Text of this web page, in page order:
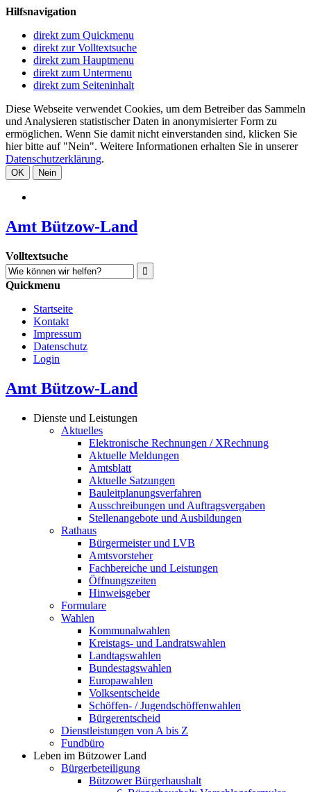
Hilfsnavigation
direkt zum Quickmenu
direkt zur Volltextsuche
direkt zum Hauptmenu
direkt zum Untermenu
direkt zum Seiteninhalt
Diese Webseite verwendet Cookies, um dem Betreiber das Sammeln
und Analysieren statistischer Daten in anonymisierter Form zu
ermöglichen. Wenn Sie damit nicht einverstanden sind, klicken Sie
hier bitte auf "Nein". Weitere Informationen erhalten Sie in unserer
Datenschutzerklärung.
OK Nein
Amt Bützow-Land
Volltextsuche
Quickmenu
Startseite
Kontakt
Impressum
Datenschutz
Login
Amt Bützow-Land
Dienste und Leistungen
Aktuelles
Elektronische Rechnungen / XRechnung
Aktuelle Meldungen
Amtsblatt
Aktuelle Satzungen
Bauleitplanungsverfahren
Ausschreibungen und Auftragsvergaben
Stellenangebote und Ausbildungen
Rathaus
Bürgermeister und LVB
Amtsvorsteher
Fachbereiche und Leistungen
Öffnungszeiten
Hinweisgeber
Formulare
Wahlen
Kommunalwahlen
Kreistags- und Landratswahlen
Landtagswahlen
Bundestagswahlen
Europawahlen
Volksentscheide
Schöffen- / Jugendschöffenwahlen
Bürgerentscheid
Dienstleistungen von A bis Z
Fundbüro
Leben im Bützower Land
Bürgerbeteiligung
Bützower Bürgerhaushalt